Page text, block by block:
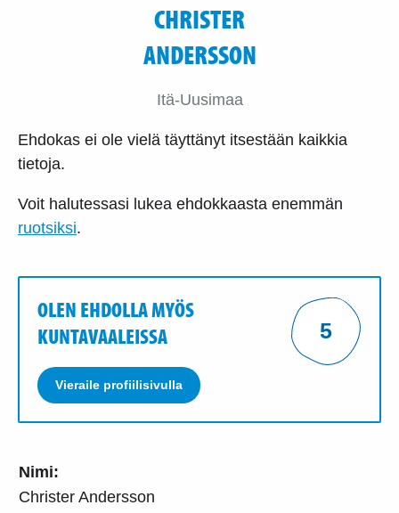
Nimi:
Christer Andersson
CHRISTER
ANDERSSON
Itä-Uusimaa
Ehdokas ei ole vielä täyttänyt itsestään kaikkia
tietoja.
Voit halutessasi lukea ehdokkaasta enemmän
ruotsiksi.
OLEN EHDOLLA MYÖS
KUNTAVAALEISSA
Vieraile profiilisivulla
5